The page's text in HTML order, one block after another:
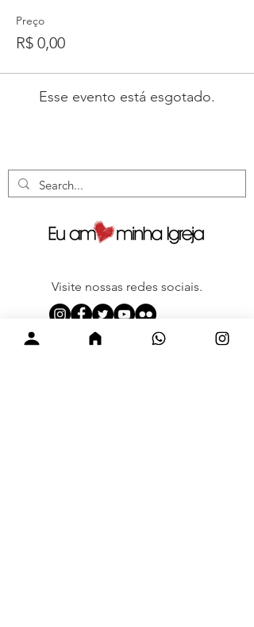
Preço
R$ 0,00
Esse evento está esgotado.
Visite nossas redes sociais.